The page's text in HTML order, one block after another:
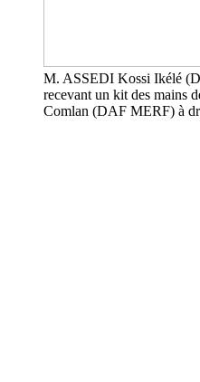
M. ASSEDI Kossi Ikélé
recevant un kit des mains
Comlan (DAF MERF) à